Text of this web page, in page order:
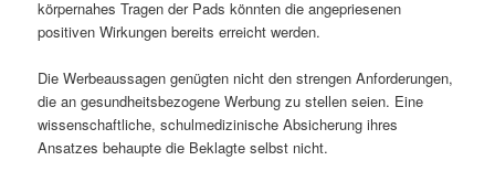
körpernahes Tragen der Pads könnten die angepriesenen
positiven Wirkungen bereits erreicht werden.
Die Werbeaussagen genügten nicht den strengen Anforderungen,
die an gesundheitsbezogene Werbung zu stellen seien. Eine
wissenschaftliche, schulmedizinische Absicherung ihres
Ansatzes behaupte die Beklagte selbst nicht.